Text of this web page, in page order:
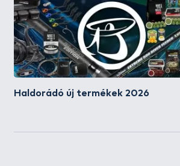
Haldorádó új termékek 2026